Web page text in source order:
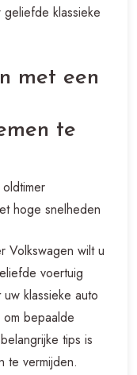
klassieke
met een
te
hoge snelheden
Volkswagen wilt u
voertuig
klassieke auto
bepaalde
tips is
te vermijden.